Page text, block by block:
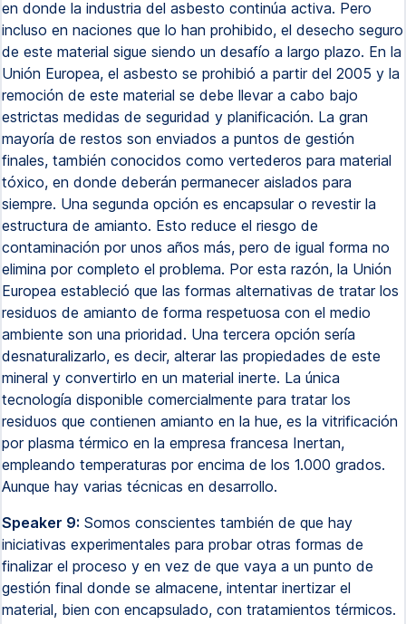
en donde la industria del asbesto continúa activa. Pero
incluso en naciones que lo han prohibido, el desecho seguro
de este material sigue siendo un desafío a largo plazo. En la
Unión Europea, el asbesto se prohibió a partir del 2005 y la
remoción de este material se debe llevar a cabo bajo
estrictas medidas de seguridad y planificación. La gran
mayoría de restos son enviados a puntos de gestión
finales, también conocidos como vertederos para material
tóxico, en donde deberán permanecer aislados para
siempre. Una segunda opción es encapsular o revestir la
estructura de amianto. Esto reduce el riesgo de
contaminación por unos años más, pero de igual forma no
elimina por completo el problema. Por esta razón, la Unión
Europea estableció que las formas alternativas de tratar los
residuos de amianto de forma respetuosa con el medio
ambiente son una prioridad. Una tercera opción sería
desnaturalizarlo, es decir, alterar las propiedades de este
mineral y convertirlo en un material inerte. La única
tecnología disponible comercialmente para tratar los
residuos que contienen amianto en la hue, es la vitrificación
por plasma térmico en la empresa francesa Inertan,
empleando temperaturas por encima de los 1.000 grados.
Aunque hay varias técnicas en desarrollo.
Speaker 9: Somos conscientes también de que hay
iniciativas experimentales para probar otras formas de
finalizar el proceso y en vez de que vaya a un punto de
gestión final donde se almacene, intentar inertizar el
material, bien con encapsulado, con tratamientos térmicos.